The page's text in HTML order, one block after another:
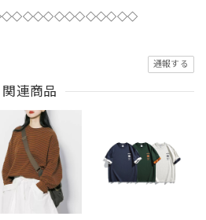
通報する
関連商品